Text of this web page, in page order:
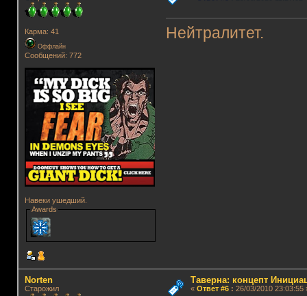
Карма: 41
Оффлайн
Сообщений: 772
Навеки ушедший.
Awards
Нейтралитет.
Norten
Старожил
Таверна: концепт
« Ответ #6: 26/03/2010 23:03:55